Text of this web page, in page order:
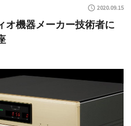
2020.09.15
オ機器メーカー技術者に